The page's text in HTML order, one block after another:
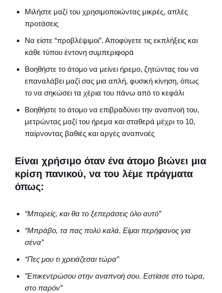
Μιλήστε μαζί του χρησιμοποιώντας μικρές, απλές
προτάσεις
Να είστε “προβλέψιμοι”. Αποφύγετε τις εκπλήξεις και
κάθε τύπου έντονη συμπεριφορά
Βοηθήστε το άτομο να μείνει ήρεμο, ζητώντας του να
επαναλάβει μαζί σας μια απλή, φυσική κίνηση, όπως
το να σηκώσει τα χέρια του πάνω από το κεφάλι
Βοηθήστε το άτομο να επιβραδύνει την αναπνοή του,
μετρώντας μαζί του ήρεμα και σταθερά μέχρι το 10,
παίρνοντας βαθιές και αργές αναπνοές
Είναι χρήσιμο όταν ένα άτομο βιώνει μια
κρίση πανικού, να του λέμε πράγματα
όπως:
“Μπορείς, και θα το ξεπεράσεις όλο αυτό”
“Μπράβο, τα πας πολύ καλά. Είμαι περήφανος για
σένα”
“Πες μου τι χρειάζεσαι τώρα”
”Επικεντρώσου στην αναπνοή σου. Εστίασε στο τώρα,
στο παρόν”